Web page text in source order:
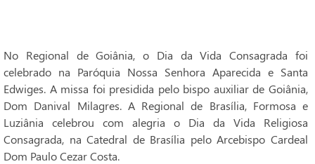
No Regional de Goiânia, o Dia da Vida Consagrada foi
celebrado na Paróquia Nossa Senhora Aparecida e Santa
Edwiges. A missa foi presidida pelo bispo auxiliar de Goiânia,
Dom Danival Milagres. A Regional de Brasília, Formosa e
Luziânia celebrou com alegria o Dia da Vida Religiosa
Consagrada, na Catedral de Brasília pelo Arcebispo Cardeal
Dom Paulo Cezar Costa.